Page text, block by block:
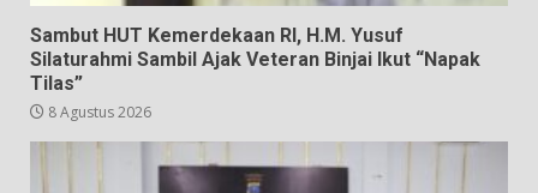
Sambut HUT Kemerdekaan RI, H.M. Yusuf
Silaturahmi Sambil Ajak Veteran Binjai Ikut “Napak
Tilas”
8 Agustus 2026